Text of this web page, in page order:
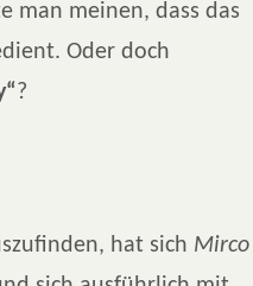
man meinen, dass das
Oder doch
?
hat sich Mirco